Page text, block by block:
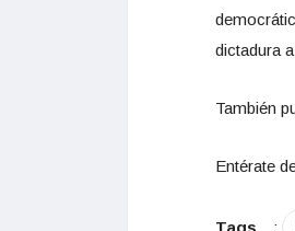
dictadura
También
Entérate